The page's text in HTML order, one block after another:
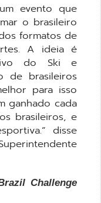
evento que
o brasileiro
formatos de
A ideia é
do Ski e
de brasileiros
para isso
ganhado cada
brasileiros, e
disse
Challenge